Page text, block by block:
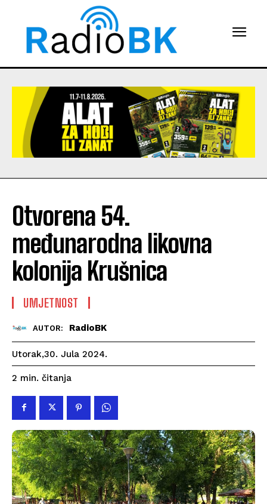
Otvorena 54.
međunarodna likovna
kolonija Krušnica
UMJETNOST
AUTOR: RadioBK
Utorak,30. Jula 2024.
2 min. čitanja